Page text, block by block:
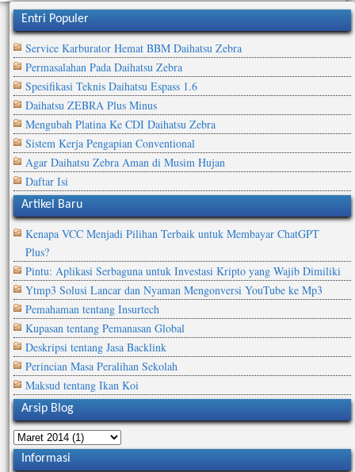
Entri Populer
Service Karburator Hemat BBM Daihatsu Zebra
Permasalahan Pada Daihatsu Zebra
Spesifikasi Teknis Daihatsu Espass 1.6
Daihatsu ZEBRA Plus Minus
Mengubah Platina Ke CDI Daihatsu Zebra
Sistem Kerja Pengapian Conventional
Agar Daihatsu Zebra Aman di Musim Hujan
Daftar Isi
Artikel Baru
Kenapa VCC Menjadi Pilihan Terbaik untuk Membayar ChatGPT
Plus?
Pintu: Aplikasi Serbaguna untuk Investasi Kripto yang Wajib Dimiliki
Ytmp3 Solusi Lancar dan Nyaman Mengonversi YouTube ke Mp3
Pemahaman tentang Insurtech
Kupasan tentang Pemanasan Global
Deskripsi tentang Jasa Backlink
Perincian Masa Peralihan Sekolah
Maksud tentang Ikan Koi
Arsip Blog
Informasi